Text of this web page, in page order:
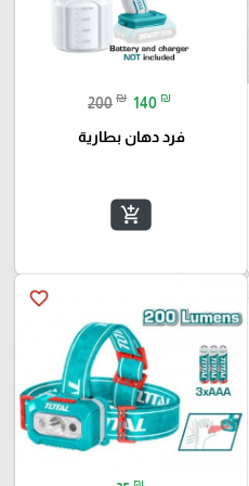
200 ₪ 140 ₪
فرد دهان بطارية
add_shopping_cart
favorite_border